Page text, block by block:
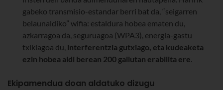
gabeko transmisio-estandar berri bat da, “seigarren
belaunaldiko” wifia: estaldura hobea ematen du,
azkarragoa da, seguruagoa (WPA3), energia-gastu
txikiagoa du, interferentzia gutxiago, eta kudeaketa
ezin hobea aldi berean 200 gailutan erabilita ere.
Ekipamendua doan aldatuko dizugu